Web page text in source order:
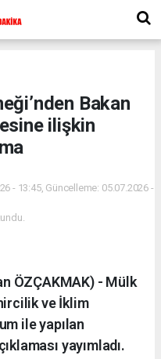
Bakan
ilişkin
- 13:45, Güncelleme: 05.07.2026 -
ÖZÇAKMAK) - Mülk
ve İklim
ile yapılan
yayımladı.